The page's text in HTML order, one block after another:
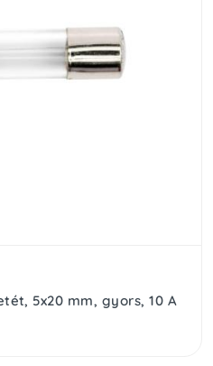
5x20 mm, gyors, 10 A